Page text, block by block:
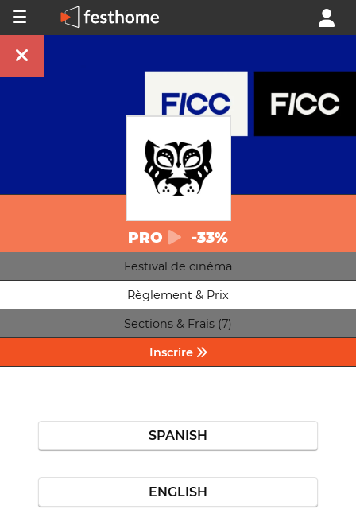
PRO -33%
Festival de cinéma
Règlement & Prix
Sections & Frais (7)
Inscrire
SPANISH
ENGLISH